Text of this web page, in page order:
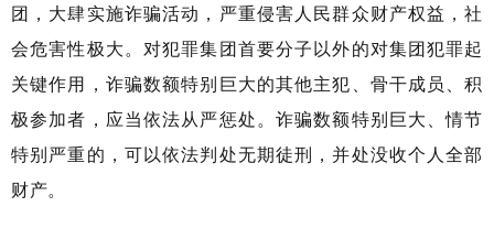
团，大肆实施诈骗活动，严重侵害人民群众财产权益，社
会危害性极大。对犯罪集团首要分子以外的对集团犯罪起
关键作用，诈骗数额特别巨大的其他主犯、骨干成员、积
极参加者，应当依法从严惩处。诈骗数额特别巨大、情节
特别严重的，可以依法判处无期徒刑，并处没收个人全部
财产。